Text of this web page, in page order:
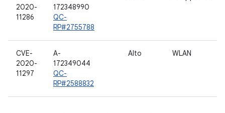
2020-
11286
172348990
QC-
RP#2755788
CVE-
2020-
11297
A-
172349044
QC-
RP#2588832
Alto WLAN